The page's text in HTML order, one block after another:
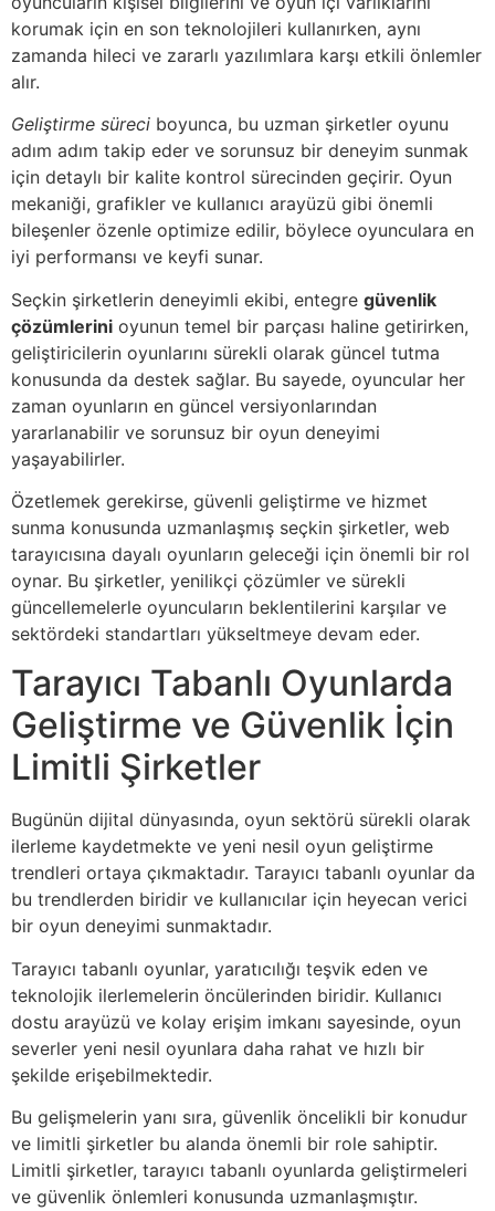
korumak için en son teknolojileri kullanırken, aynı
zamanda hileci ve zararlı yazılımlara karşı etkili önlemler
alır.
Geliştirme süreci boyunca, bu uzman şirketler oyunu
adım adım takip eder ve sorunsuz bir deneyim sunmak
için detaylı bir kalite kontrol sürecinden geçirir. Oyun
mekaniği, grafikler ve kullanıcı arayüzü gibi önemli
bileşenler özenle optimize edilir, böylece oyunculara en
iyi performansı ve keyfi sunar.
Seçkin şirketlerin deneyimli ekibi, entegre güvenlik
çözümlerini oyunun temel bir parçası haline getirirken,
geliştiricilerin oyunlarını sürekli olarak güncel tutma
konusunda da destek sağlar. Bu sayede, oyuncular her
zaman oyunların en güncel versiyonlarından
yararlanabilir ve sorunsuz bir oyun deneyimi
yaşayabilirler.
Özetlemek gerekirse, güvenli geliştirme ve hizmet
sunma konusunda uzmanlaşmış seçkin şirketler, web
tarayıcısına dayalı oyunların geleceği için önemli bir rol
oynar. Bu şirketler, yenilikçi çözümler ve sürekli
güncellemelerle oyuncuların beklentilerini karşılar ve
sektördeki standartları yükseltmeye devam eder.
Tarayıcı Tabanlı Oyunlarda
Geliştirme ve Güvenlik İçin
Limitli Şirketler
Bugünün dijital dünyasında, oyun sektörü sürekli olarak
ilerleme kaydetmekte ve yeni nesil oyun geliştirme
trendleri ortaya çıkmaktadır. Tarayıcı tabanlı oyunlar da
bu trendlerden biridir ve kullanıcılar için heyecan verici
bir oyun deneyimi sunmaktadır.
Tarayıcı tabanlı oyunlar, yaratıcılığı teşvik eden ve
teknolojik ilerlemelerin öncülerinden biridir. Kullanıcı
dostu arayüzü ve kolay erişim imkanı sayesinde, oyun
severler yeni nesil oyunlara daha rahat ve hızlı bir
şekilde erişebilmektedir.
Bu gelişmelerin yanı sıra, güvenlik öncelikli bir konudur
ve limitli şirketler bu alanda önemli bir role sahiptir.
Limitli şirketler, tarayıcı tabanlı oyunlarda geliştirmeleri
ve güvenlik önlemleri konusunda uzmanlaşmıştır.